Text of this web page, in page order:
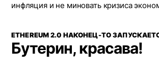
инфляция и не миновать кризиса
ETHEREUM 2.0 НАКОНЕЦ-ТО
Бутерин, красава!